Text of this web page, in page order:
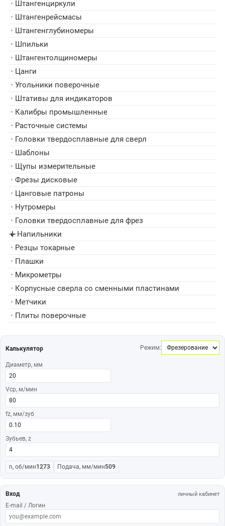
• Штангенциркули
• Штангенрейсмасы
• Штангенглубиномеры
• Шпильки
• Штангентолщиномеры
• Цанги
• Угольники поверочные
• Штативы для индикаторов
• Калибры промышленные
• Расточные системы
• Головки твердосплавные для сверл
• Шаблоны
• Щупы измерительные
• Фрезы дисковые
• Цанговые патроны
• Нутромеры
• Головки твердосплавные для фрез
▸ Напильники
• Резцы токарные
• Плашки
• Микрометры
• Корпусные сверла со сменными пластинами
• Метчики
• Плиты поверочные
Калькулятор Режим:
Диаметр, мм
Vср, м/мин
fz, мм/зуб
Зубьев, z
n, об/мин1273 Подача, мм/мин509
Вход личный кабинет
E-mail / Логин